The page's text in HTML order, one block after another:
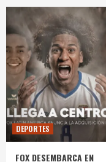
DEPORTES
FOX DESEMBARCA EN